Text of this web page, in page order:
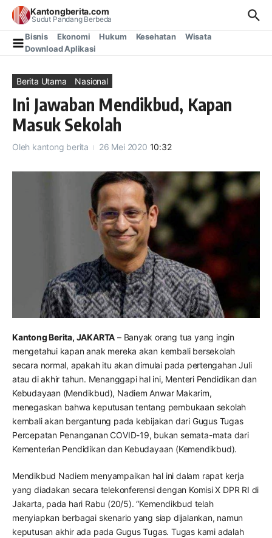
Lewati ke konten
Kantongberita.com
Sudut Pandang Berbeda
Bisnis Ekonomi Hukum Kesehatan
Wisata
Download Aplikasi
Berita Utama Nasional
Ini Jawaban Mendikbud, Kapan
Masuk Sekolah
Oleh kantong berita 26 Mei 2020 10:32
Kantong Berita, JAKARTA – Banyak orang tua yang ingin
mengetahui kapan anak mereka akan kembali bersekolah
secara normal, apakah itu akan dimulai pada pertengahan Juli
atau di akhir tahun. Menanggapi hal ini, Menteri Pendidikan dan
Kebudayaan (Mendikbud), Nadiem Anwar Makarim,
menegaskan bahwa keputusan tentang pembukaan sekolah
kembali akan bergantung pada kebijakan dari Gugus Tugas
Percepatan Penanganan COVID-19, bukan semata-mata dari
Kementerian Pendidikan dan Kebudayaan (Kemendikbud).
Mendikbud Nadiem menyampaikan hal ini dalam rapat kerja
yang diadakan secara telekonferensi dengan Komisi X DPR RI di
Jakarta, pada hari Rabu (20/5). “Kemendikbud telah
menyiapkan berbagai skenario yang siap dijalankan, namun
keputusan akhir ada pada Gugus Tugas. Tugas kami adalah